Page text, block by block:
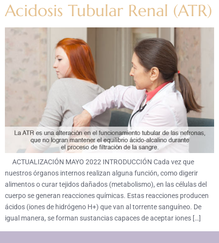
Acidosis Tubular Renal (ATR)
ACTUALIZACIÓN MAYO 2022 INTRODUCCIÓN Cada vez que
nuestros órganos internos realizan alguna función, como digerir
alimentos o curar tejidos dañados (metabolismo), en las células del
cuerpo se generan reacciones químicas. Estas reacciones producen
ácidos (iones de hidrógeno H+) que van al torrente sanguíneo. De
igual manera, se forman sustancias capaces de aceptar iones […]